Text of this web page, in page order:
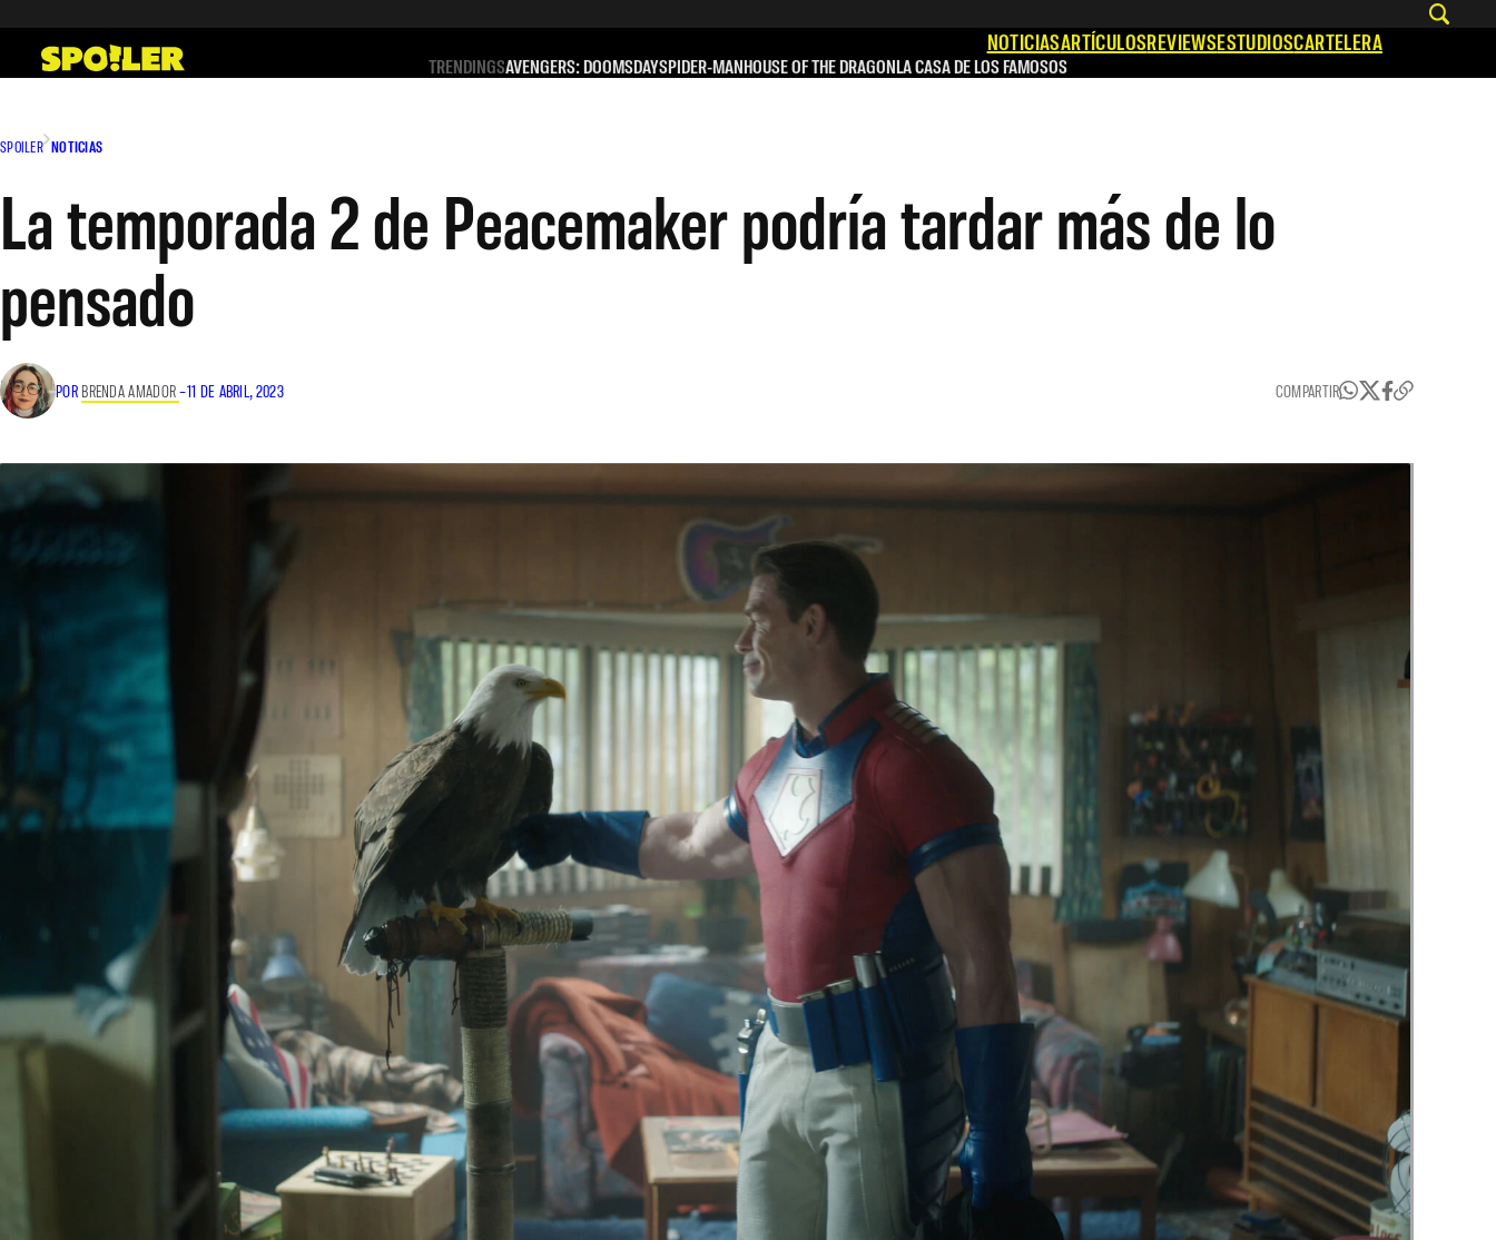
contenido
NOTICIASARTÍCULOSREVIEWSESTUDIOSCARTELERA
TRENDINGSAVENGERS: DOOMSDAYSPIDER-MANHOUSE OF THE DRAGONLA CASA DE LOS FAMOSOS
SPOILER NOTICIAS
La temporada 2 de Peacemaker podría tardar más de lo
pensado
POR BRENDA AMADOR–11 DE ABRIL, 2023 COMPARTIR